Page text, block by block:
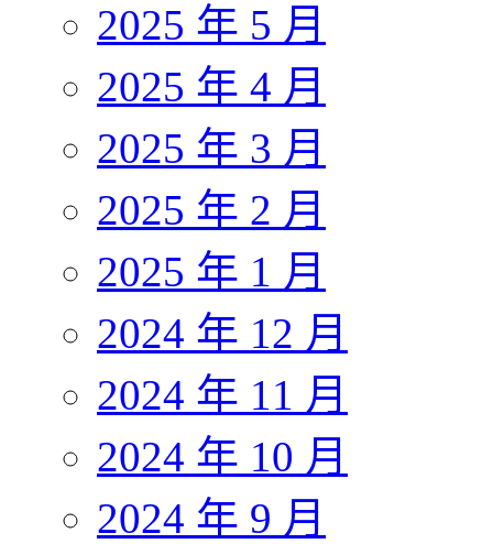
2025 年 5 月
2025 年 4 月
2025 年 3 月
2025 年 2 月
2025 年 1 月
2024 年 12 月
2024 年 11 月
2024 年 10 月
2024 年 9 月